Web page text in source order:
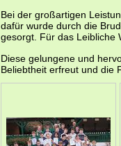
Bei der großartigen
dafür wurde durch die
gesorgt. Für das Leibliche
Diese gelungene und
Beliebtheit erfreut und die